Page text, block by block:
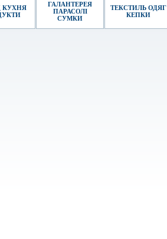
КУХНЯ
ГАЛАНТЕРЕЯ
ПАРАСОЛІ
СУМКИ
ТЕКСТИЛЬ ОДЯГ
КЕПКИ